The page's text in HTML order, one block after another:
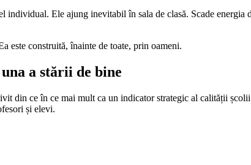
Ele ajung inevitabil în sala de clasă. Scade
este construită, înainte de toate, prin oameni.
a stării de bine
din ce în ce mai mult ca un indicator strategic al calității
și elevi.